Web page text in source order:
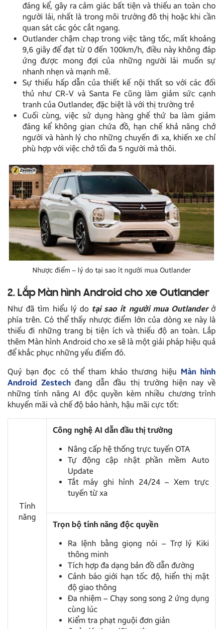
đáng kể, gây ra cảm giác bất tiện và thiếu an toàn cho
người lái, nhất là trong môi trường đô thị hoặc khi cần
quan sát các góc cắt ngang.
Outlander chậm chạp trong việc tăng tốc, mất khoảng
9,6 giây để đạt từ 0 đến 100km/h, điều này không đáp
ứng được mong đợi của những người lái muốn sự
nhanh nhẹn và mạnh mẽ.
Sự thiếu hấp dẫn của thiết kế nội thất so với các đối
thủ như CR-V và Santa Fe cũng làm giảm sức cạnh
tranh của Outlander, đặc biệt là với thị trường trẻ
Cuối cùng, việc sử dụng hàng ghế thứ ba làm giảm
đáng kể không gian chứa đồ, hạn chế khả năng chở
người và hành lý cho những chuyến đi xa, khiến xe chỉ
phù hợp với việc chở tối đa 5 người mà thôi.
Nhược điểm – lý do tại sao ít người mua Outlander
2. Lắp Màn hình Android cho xe Outlander
Như đã tìm hiểu lý do tại sao ít người mua Outlanderở
phía trên. Có thể thấy nhược điểm lớn của dòng xe này là
thiếu đi những trang bị tiện ích và thiếu độ an toàn. Lắp
thêm Màn hình Android cho xe sẽ là một giải pháp hiệu quả
để khắc phục những yếu điểm đó.
Quý bạn đọc có thể tham khảo thương hiệu Màn hình
Android Zestech đang dẫn đầu thị trường hiện nay về
những tính năng AI độc quyền kèm nhiều chương trình
khuyến mãi và chế độ bảo hành, hậu mãi cực tốt:
Tính
năng
Công nghệ AI dẫn đầu thị trường
Nâng cấp hệ thống trực tuyến OTA
Tự động cập nhật phần mềm Auto
Update
Tắt máy ghi hình 24/24 – Xem trực
tuyến từ xa
Trọn bộ tính năng độc quyền
Ra lệnh bằng giọng nói – Trợ lý Kiki
thông minh
Tích hợp đa dạng bản đồ dẫn đường
Cảnh báo giới hạn tốc độ, hiển thị mật
độ giao thông
Đa nhiệm – Chạy song song 2 ứng dụng
cùng lúc
Kiểm tra phạt nguội đơn giản